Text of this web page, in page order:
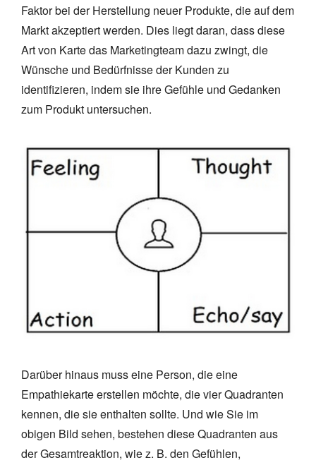
Faktor bei der Herstellung neuer Produkte, die auf dem
Markt akzeptiert werden. Dies liegt daran, dass diese
Art von Karte das Marketingteam dazu zwingt, die
Wünsche und Bedürfnisse der Kunden zu
identifizieren, indem sie ihre Gefühle und Gedanken
zum Produkt untersuchen.
Darüber hinaus muss eine Person, die eine
Empathiekarte erstellen möchte, die vier Quadranten
kennen, die sie enthalten sollte. Und wie Sie im
obigen Bild sehen, bestehen diese Quadranten aus
der Gesamtreaktion, wie z. B. den Gefühlen,